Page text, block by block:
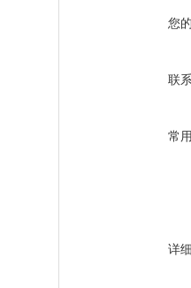
您
联
常
详